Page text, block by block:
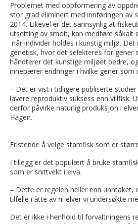
Problemet med oppformering av
stor grad eliminert med innføringen av
2014. Likevel er det sannsynlig at
utsetting av smolt, kan medføre såkalt
når individer holdes i kunstig miljø.
genetisk, hvor det selekteres for gener
håndterer det kunstige miljøet bedre,
innebærer endringer i hvilke gener som
– Det er vist i tidligere publiserte
lavere reproduktiv suksess enn villfisk.
derfor påvirke naturlig produksjon i
Hagen.
Fristende å velge stamfisk som er
I tillegg er det populært å bruke
som er snittvekt i elva.
– Dette er regelen heller enn unntaket,
tilfelle i åtte av ni elver vi undersøkte
Det er ikke i henhold til forvaltningens